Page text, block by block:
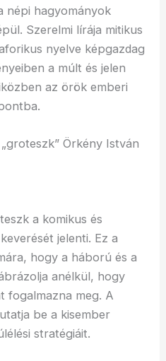
népi hagyományok
Szerelmi lírája mitikus
nyelve képgazdag
a múlt és jelen
az örök emberi
Örkény István
a komikus és
jelenti. Ez a
hogy a háború és a
anélkül, hogy
fogalmazna meg. A
be a kisember
stratégiáit.